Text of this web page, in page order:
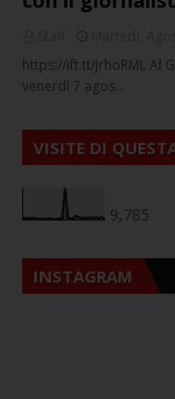
https://ift.tt/JrhoRML Al
venerdì 7 agos…
VISITE DI
9,785
INSTAGRAM